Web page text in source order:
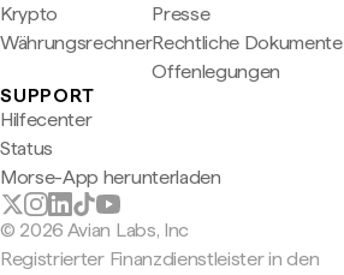
Krypto
Währungsrechner
Presse
Rechtliche Dokumente
Offenlegungen
SUPPORT
Hilfecenter
Status
Morse-App herunterladen
© 2026 Avian Labs, Inc
Registrierter Finanzdienstleister in den